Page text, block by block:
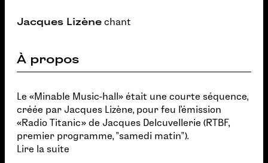
Jacques Lizène chant
À propos
Le «Minable Music-hall» était une courte séquence,
créée par Jacques Lizène, pour feu l'émission
«Radio Titanic» de Jacques Delcuvellerie (RTBF,
premier programme, "samedi matin").
Lire la suite